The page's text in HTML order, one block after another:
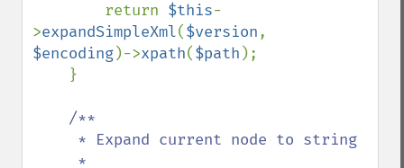
        return
$this-
>expandSimpleXml($version
$encoding)->xpath($path );
/**